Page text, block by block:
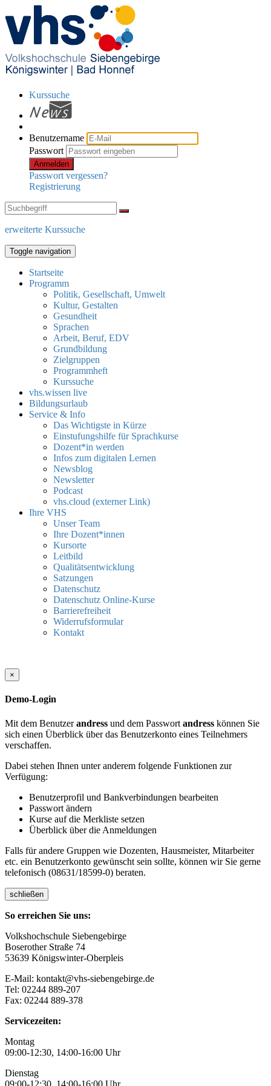
Kurssuche
Benutzername
Passwort
Anmelden
Passwort vergessen?
Registrierung
erweiterte Kurssuche
Toggle navigation
Startseite
Programm
Politik, Gesellschaft, Umwelt
Kultur, Gestalten
Gesundheit
Sprachen
Arbeit, Beruf, EDV
Grundbildung
Zielgruppen
Programmheft
Kurssuche
vhs.wissen live
Bildungsurlaub
Service & Info
Das Wichtigste in Kürze
Einstufungshilfe für Sprachkurse
Dozent*in werden
Infos zum digitalen Lernen
Newsblog
Newsletter
Podcast
vhs.cloud (externer Link)
Ihre VHS
Unser Team
Ihre Dozent*innen
Kursorte
Leitbild
Qualitätsentwicklung
Satzungen
Datenschutz
Datenschutz Online-Kurse
Barrierefreiheit
Widerrufsformular
Kontakt
×
Demo-Login
Mit dem Benutzerandress und dem Passwort andress können Sie
sich einen Überblick über das Benutzerkonto eines Teilnehmers
verschaffen.
Dabei stehen Ihnen unter anderem folgende Funktionen zur
Verfügung:
Benutzerprofil und Bankverbindungen bearbeiten
Passwort ändern
Kurse auf die Merkliste setzen
Überblick über die Anmeldungen
Falls für andere Gruppen wie Dozenten, Hausmeister, Mitarbeiter
etc. ein Benutzerkonto gewünscht sein sollte, können wir Sie gerne
telefonisch (08631/18599-0) beraten.
schließen
So erreichen Sie uns:
Volkshochschule Siebengebirge
Boserother Straße 74
53639 Königswinter-Oberpleis
E-Mail: kontakt@vhs-siebengebirge.de
Tel: 02244 889-207
Fax: 02244 889-378
Servicezeiten:
Montag
09:00-12:30, 14:00-16:00 Uhr
Dienstag
09:00-12:30, 14:00-16:00 Uhr